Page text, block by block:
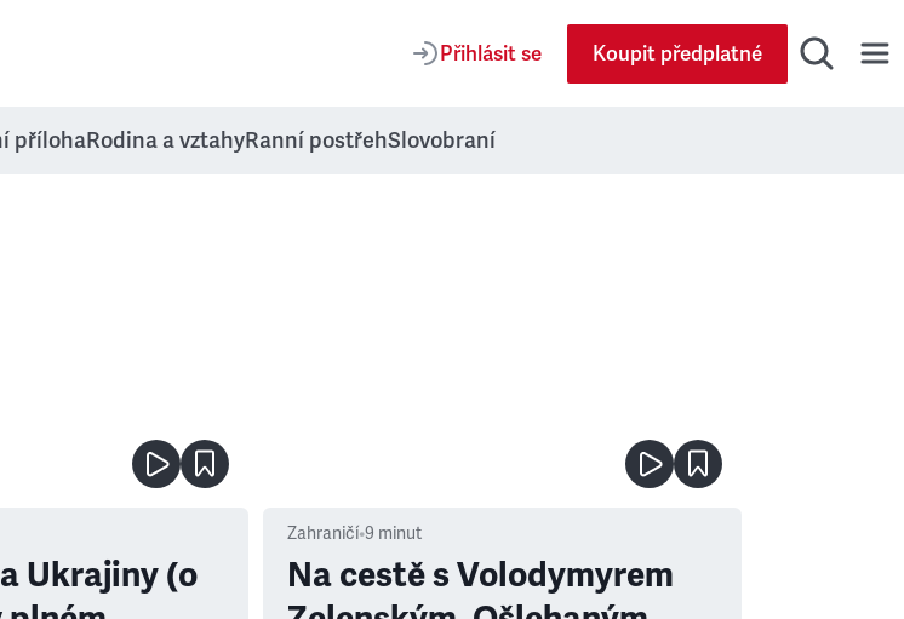
Přihlásit se Koupit předplatné
přílohaRodina a vztahyRanní postřehSlovobraní
Ukrajiny (o
Zahraničí•9 minut
Na cestě s Volodymyrem